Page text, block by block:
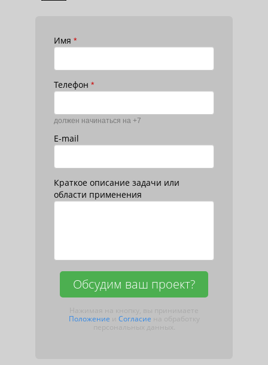
Имя *
Телефон *
должен начинаться на +7
E-mail
Краткое описание задачи или
области применения
Обсудим ваш проект?
Нажимая на кнопку, вы принимаете
Положение и Согласие на обработку